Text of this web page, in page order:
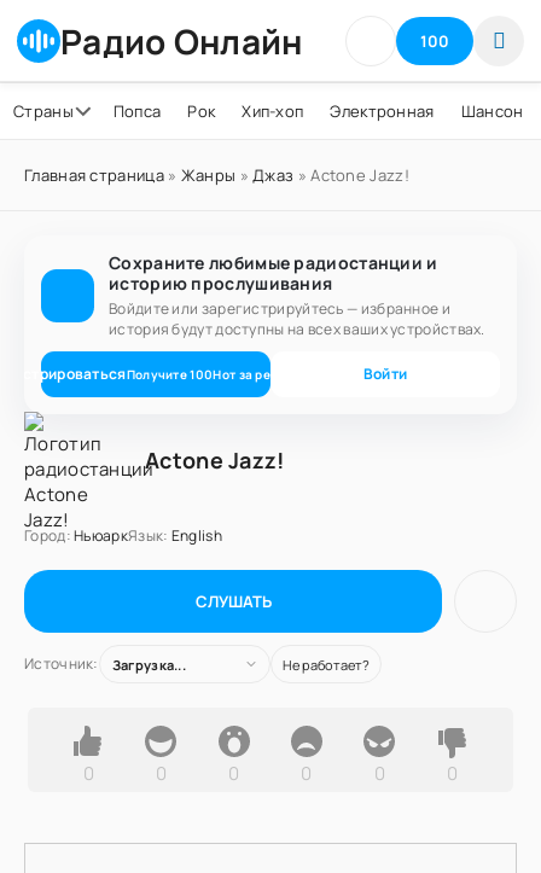
Радио Онлайн 100
Страны Попса Рок Хип-хоп Электронная Шансон
Главная страница» Жанры »Джаз » Actone Jazz!
Сохраните любимые радиостанции и
историю прослушивания
Войдите или зарегистрируйтесь — избранное и
история будут доступны на всех ваших устройствах.
Получите100Нот за регистрацию Войти
Actone Jazz!
Город:НьюаркЯзык: English
СЛУШАТЬ
Источник: Загрузка... Не работает?
0 0 0 0 0 0